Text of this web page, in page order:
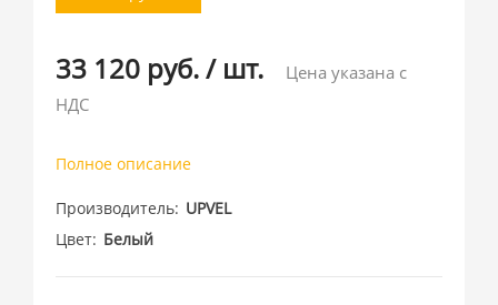
33 120 руб./ шт.
Цена указана с
НДС
Полное описание
Производитель UPVEL
Цвет Белый